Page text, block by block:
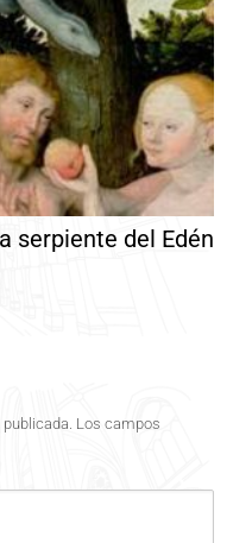
serpiente del Edén
Los campos